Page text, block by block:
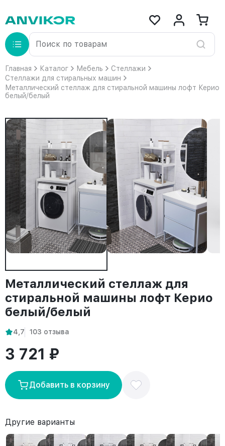
Главная Каталог Мебель
Стеллажи
Стеллажи для стиральных машин
Металлический стеллаж для стиральной машины лофт Керио
белый/белый
Металлический стеллаж для
стиральной машины лофт Керио
белый/белый
4,7 103 отзыва
3 721 ₽
Добавить в корзину
Другие варианты